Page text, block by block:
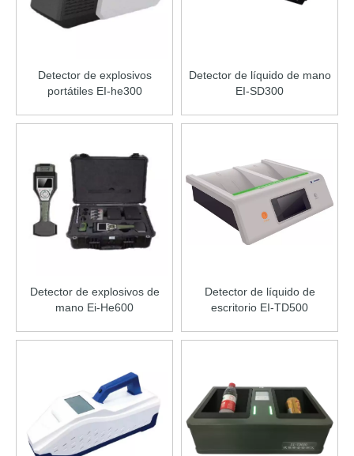
Detector de explosivos
portátiles EI-he300
Detector de líquido de mano
EI-SD300
Detector de explosivos de
mano Ei-He600
Detector de líquido de
escritorio EI-TD500